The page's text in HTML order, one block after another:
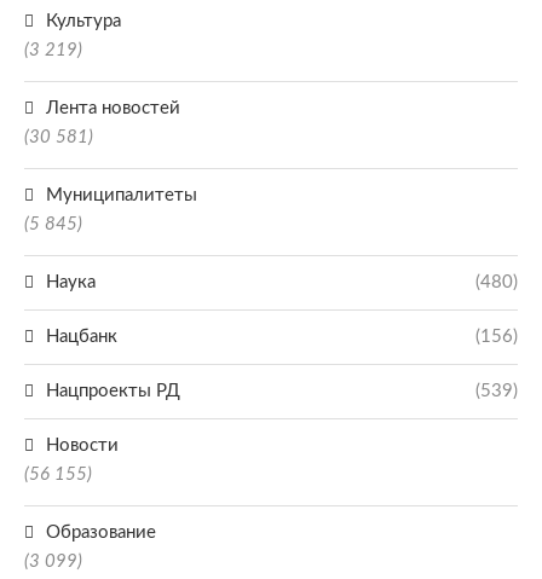
Культура
(3 219)
Лента новостей
(30 581)
Муниципалитеты
(5 845)
Наука (480)
Нацбанк (156)
Нацпроекты РД (539)
Новости
(56 155)
Образование
(3 099)